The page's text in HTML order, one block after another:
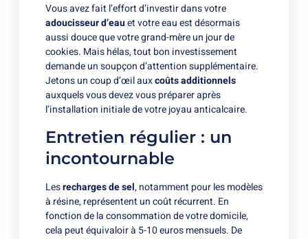
Vous avez fait l’effort d’investir dans votre
adoucisseur d’eauet votre eau est désormais
aussi douce que votre grand-mère un jour de
cookies. Mais hélas, tout bon investissement
demande un soupçon d’attention supplémentaire.
Jetons un coup d’œil auxcoûts additionnels
auxquels vous devez vous préparer après
l’installation initiale de votre joyau anticalcaire.
Entretien régulier : un
incontournable
Lesrecharges de sel, notamment pour les modèles
à résine, représentent un coût récurrent. En
fonction de la consommation de votre domicile,
cela peut équivaloir à 5-10 euros mensuels. De